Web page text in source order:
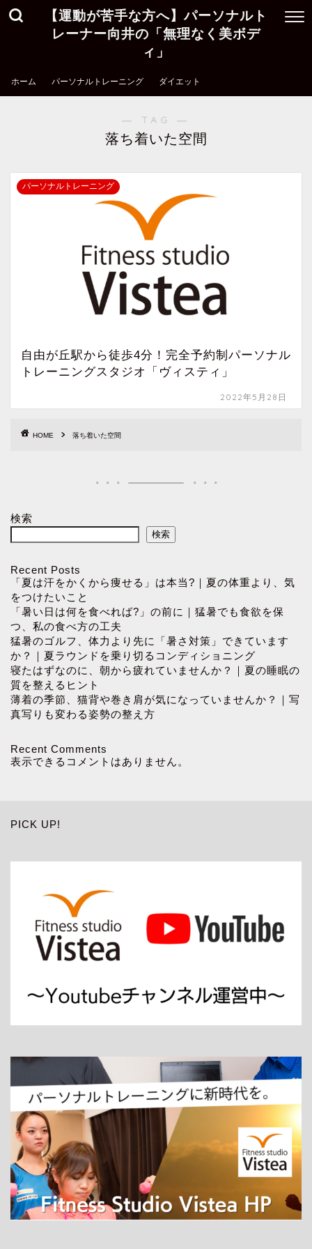
【運動が苦手な方へ】パーソナルト
レーナー向井の「無理なく美ボデ
ィ」
ホーム パーソナルトレーニング ダイエット
― TAG ―
落ち着いた空間
パーソナルトレーニング
自由が丘駅から徒歩4分！完全予約制パーソナル
トレーニングスタジオ「ヴィスティ」
2022年5月28日
HOME 落ち着いた空間
検索
検索
Recent Posts
「夏は汗をかくから痩せる」は本当?｜夏の体重より、気
をつけたいこと
「暑い日は何を食べれば?」の前に｜猛暑でも食欲を保
つ、私の食べ方の工夫
猛暑のゴルフ、体力より先に「暑さ対策」できています
か？｜夏ラウンドを乗り切るコンディショニング
寝たはずなのに、朝から疲れていませんか？｜夏の睡眠の
質を整えるヒント
薄着の季節、猫背や巻き肩が気になっていませんか？｜写
真写りも変わる姿勢の整え方
Recent Comments
表示できるコメントはありません。
PICK UP!
ホーム
パーソナルトレーニング
ダイエット